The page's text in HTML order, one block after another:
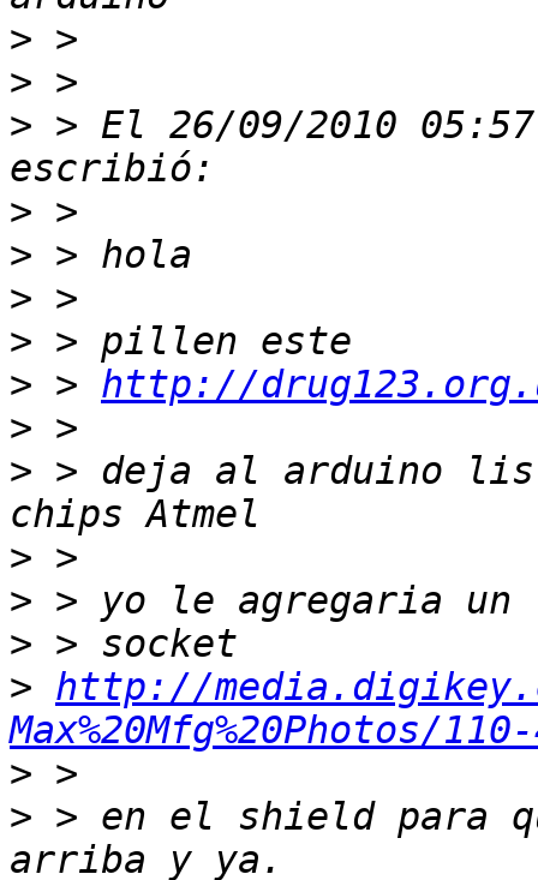
>
>
> > El 26/09/2010
>
>
>
>
> > http://
>
> > deja al arduino
>
>
>
> http://
Max%20Mfg%20Photos/
>
> > en el shield para